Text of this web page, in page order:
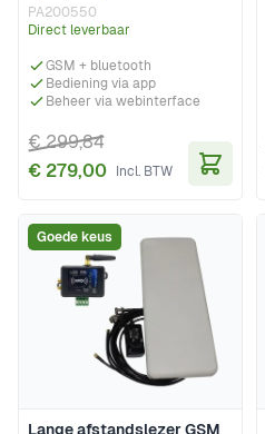
PA200550
Direct leverbaar
GSM + bluetooth
Bediening via app
Beheer via webinterface
€ 279,00
€ 299,84
Lange afstandslezer GSM
Goede keus